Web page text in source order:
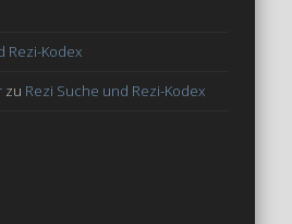
Rezi-Kodex
zu Rezi Suche und Rezi-Kodex